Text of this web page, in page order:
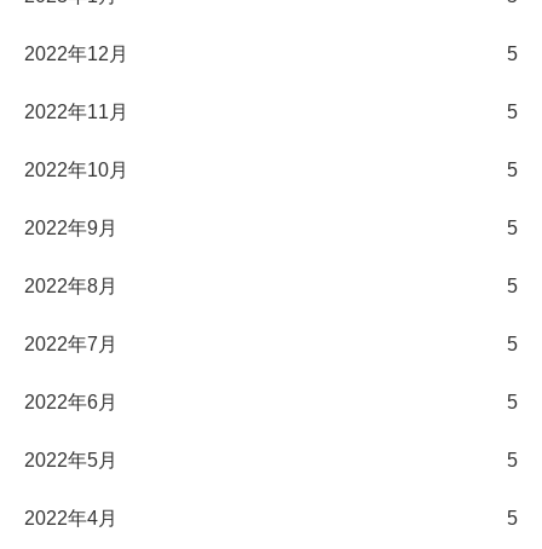
2022年12月 5
2022年11月 5
2022年10月 5
2022年9月 5
2022年8月 5
2022年7月 5
2022年6月 5
2022年5月 5
2022年4月 5